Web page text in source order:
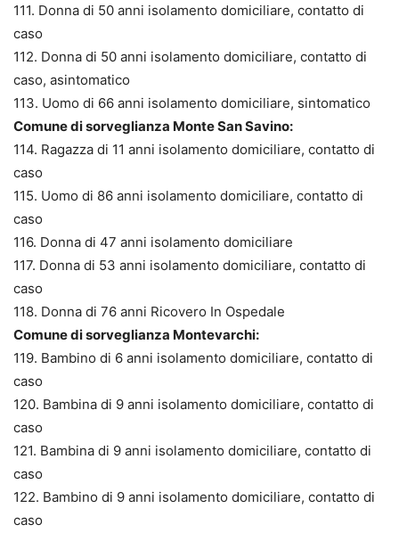
111. Donna di 50 anni isolamento domiciliare, contatto di
caso
112. Donna di 50 anni isolamento domiciliare, contatto di
caso, asintomatico
113. Uomo di 66 anni isolamento domiciliare, sintomatico
Comune di sorveglianza Monte San Savino:
114. Ragazza di 11 anni isolamento domiciliare, contatto di
caso
115. Uomo di 86 anni isolamento domiciliare, contatto di
caso
116. Donna di 47 anni isolamento domiciliare
117. Donna di 53 anni isolamento domiciliare, contatto di
caso
118. Donna di 76 anni Ricovero In Ospedale
Comune di sorveglianza Montevarchi:
119. Bambino di 6 anni isolamento domiciliare, contatto di
caso
120. Bambina di 9 anni isolamento domiciliare, contatto di
caso
121. Bambina di 9 anni isolamento domiciliare, contatto di
caso
122. Bambino di 9 anni isolamento domiciliare, contatto di
caso